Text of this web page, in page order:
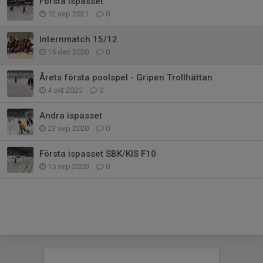
12 sep 2021 0
Internmatch 15/12
15 dec 2020 0
Årets första poolspel - Gripen Trollhättan
4 okt 2020 0
Andra ispasset
23 sep 2020 0
Första ispasset SBK/KIS F10
15 sep 2020 0